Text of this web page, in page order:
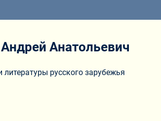
Анатольевич
русского зарубежья